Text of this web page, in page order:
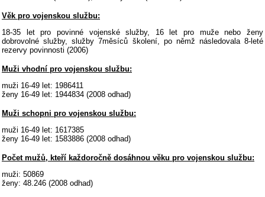
Věk pro vojenskou službu:
18-35 let pro povinné vojenské služby, 16 let pro muže nebo ženy
dobrovolné služby, služby 7měsíců školení, po němž následovala 8-leté
rezervy povinnosti (2006)
Muži vhodní pro vojenskou službu:
muži 16-49 let: 1986411
ženy 16-49 let: 1944834 (2008 odhad)
Muži schopni pro vojenskou službu:
muži 16-49 let: 1617385
ženy 16-49 let: 1583886 (2008 odhad)
Počet mužů, kteří každoročně dosáhnou věku pro vojenskou službu:
muži: 50869
ženy: 48.246 (2008 odhad)